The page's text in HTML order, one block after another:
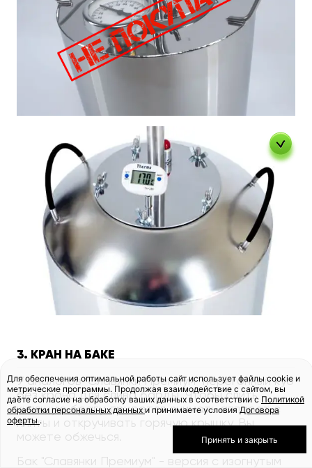
3. КРАН НА БАКЕ
У аналогов "Славянки Премиум" перегонный куб
без крана для слива барды. Чтобы слить
кипящую брагу, придется снимать аппарат с
плиты и откручивать горячую крышку. Вы
можете обжечься.
Бак "Славянки Премиум" - версия с изогнутым
Для обеспечения оптимальной работы сайт использует файлы cookie и
метрические программы. Продолжая взаимодействие с сайтом, вы
даёте согласие на обработку ваших данных в соответствии с Политикой
обработки персональных данныхи принимаете условияДоговора
оферты.
Принять и закрыть